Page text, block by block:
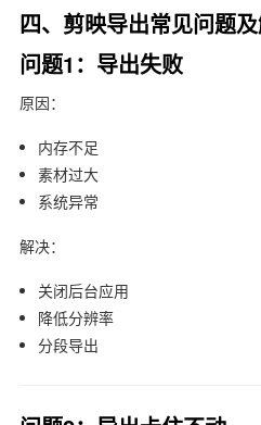
四、剪映导出常见问题
问题1：导出失败
原因：
内存不足
素材过大
系统异常
解决：
关闭后台应用
降低分辨率
分段导出